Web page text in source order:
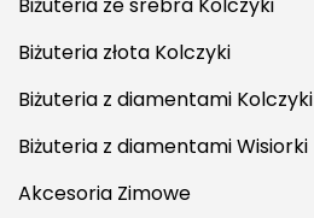
Biżuteria ze srebra Kolczyki
Biżuteria złota Kolczyki
Biżuteria z diamentami Kolczyki
Biżuteria z diamentami Wisiorki
Akcesoria Zimowe